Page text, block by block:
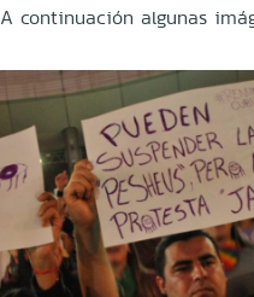
A continuación algunas